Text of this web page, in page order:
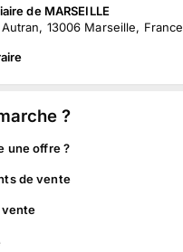
de MARSEILLE
13006 Marseille, France
?
une offre ?
de vente
vente